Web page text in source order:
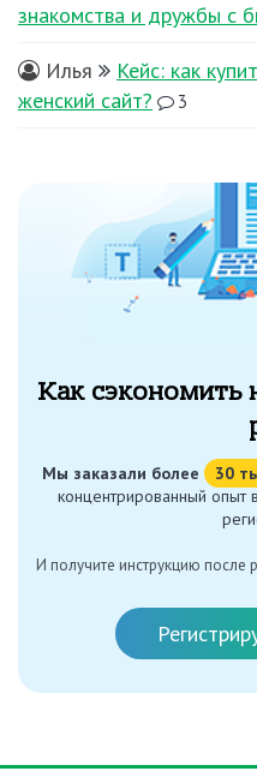
знакомства и дружбы с
Илья
Кейс: как
женский сайт?
3
Как сэкономить
Мы заказали более 30
концентрированный опыт
И получите инструкцию после